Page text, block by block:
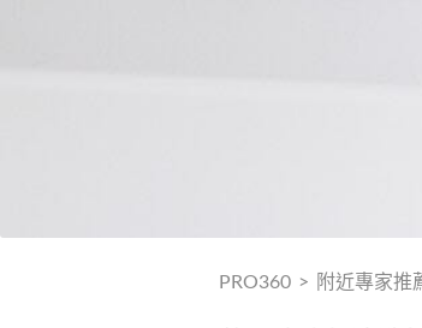
PRO360 > 附近專家推